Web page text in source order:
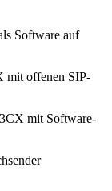
Software auf
mit offenen SIP-
mit Software-